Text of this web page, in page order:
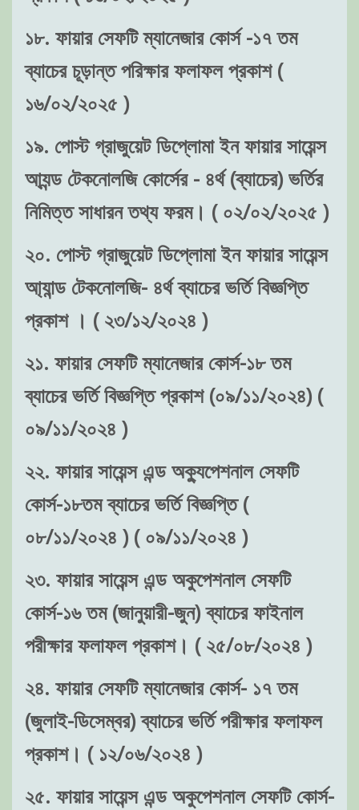
১৮. ফায়ার সেফটি ম্যানেজার কোর্স -১৭ তম
ব্যাচের চূড়ান্ত পরিক্ষার ফলাফল প্রকাশ (
১৬/০২/২০২৫ )
১৯. পোস্ট গ্রাজুয়েট ডিপ্লোমা ইন ফায়ার সায়েন্স
আ্যন্ড টেকনোলজি কোর্সের - ৪র্থ (ব্যাচের) ভর্তির
নিমিত্ত সাধারন তথ্য ফরম। ( ০২/০২/২০২৫ )
২০. পোস্ট গ্রাজুয়েট ডিপ্লোমা ইন ফায়ার সায়েন্স
আ্যান্ড টেকনোলজি- ৪র্থ ব্যাচের ভর্তি বিজ্ঞপ্তি
প্রকাশ । ( ২৩/১২/২০২৪ )
২১. ফায়ার সেফটি ম্যানেজার কোর্স-১৮ তম
ব্যাচের ভর্তি বিজ্ঞপ্তি প্রকাশ (০৯/১১/২০২৪) (
০৯/১১/২০২৪ )
২২. ফায়ার সায়েন্স এন্ড অক্যুপেশনাল সেফটি
কোর্স-১৮তম ব্যাচের ভর্তি বিজ্ঞপ্তি (
০৮/১১/২০২৪ ) ( ০৯/১১/২০২৪ )
২৩. ফায়ার সায়েন্স এন্ড অকুপেশনাল সেফটি
কোর্স-১৬ তম (জানুয়ারী-জুন) ব্যাচের ফাইনাল
পরীক্ষার ফলাফল প্রকাশ। ( ২৫/০৮/২০২৪ )
২৪. ফায়ার সেফটি ম্যানেজার কোর্স- ১৭ তম
(জুলাই-ডিসেম্বর) ব্যাচের ভর্তি পরীক্ষার ফলাফল
প্রকাশ। ( ১২/০৬/২০২৪ )
২৫. ফায়ার সায়েন্স এন্ড অকুপেশনাল সেফটি কোর্স-